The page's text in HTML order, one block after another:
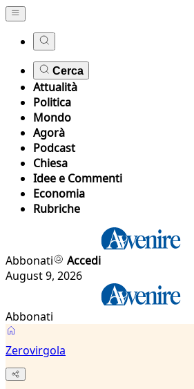
Cerca
Attualità
Politica
Mondo
Agorà
Podcast
Chiesa
Idee e Commenti
Economia
Rubriche
Abbonati
Accedi
August 9, 2026
Abbonati
Zerovirgola